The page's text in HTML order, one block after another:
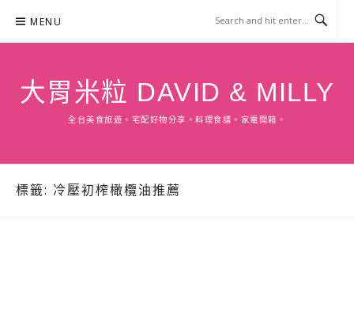
content
MENU
大胃米粒 DAVID & MILLY
全台美食旅遊。宅配好物分享。料理食譜。家電開箱。
標籤: 冷壓初榨橄欖油推薦